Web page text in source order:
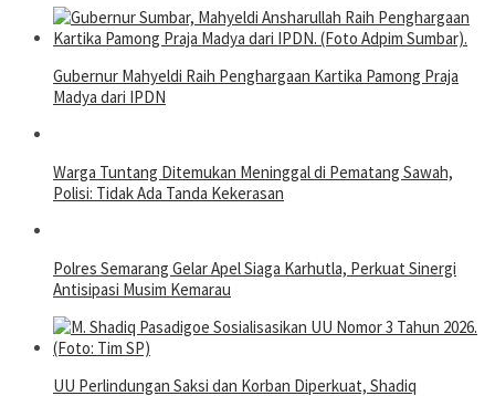
Gubernur Mahyeldi Raih Penghargaan Kartika Pamong Praja
Madya dari IPDN
Warga Tuntang Ditemukan Meninggal di Pematang Sawah,
Polisi: Tidak Ada Tanda Kekerasan
Polres Semarang Gelar Apel Siaga Karhutla, Perkuat Sinergi
Antisipasi Musim Kemarau
UU Perlindungan Saksi dan Korban Diperkuat, Shadiq